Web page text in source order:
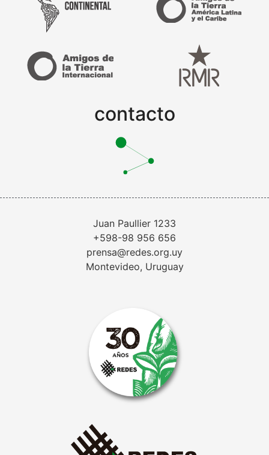
contacto
Juan Paullier 1233
+598-98 956 656
prensa@redes.org.uy
Montevideo, Uruguay